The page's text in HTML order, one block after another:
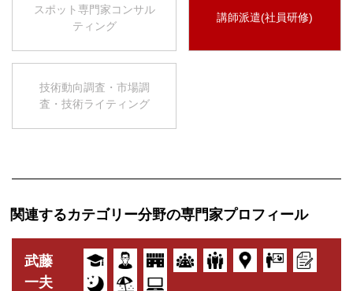
スポット専門家コンサル
ティング
講師派遣(社員研修)
技術動向調査・市場調
査・技術ライティング
関連するカテゴリー分野の専門家プロフィール
武藤
一夫